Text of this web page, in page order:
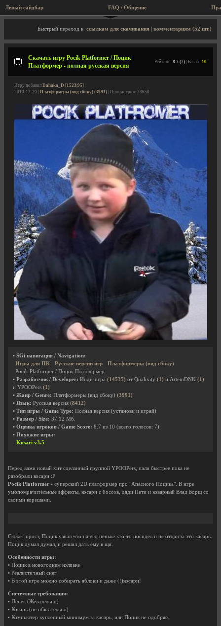
Левый сайдбар FAQ / Общение
Описание игры, скриншоты, видео
Быстрый переход к: ссылкам для скачивания комментариям (52 шт.)
Скачать игру Pocik Platformer / Поцик
Платформер - полная русская версия
Рейтинг: 8.7 (7) | Баллы: 10
Игру добавил Dahaka_D [1523|95]
2010-12-20 | Платформеры (вид сбоку) (3991) | Просмотров: 26650
• SGi навигация / Navigation:
Игры для ПК
Русские версии игр
Платформеры (вид сбоку)
Pocik Platformer / Поцик Платформер
• Разработчик / Developer: Инди-игра (14535) от Qualixity (1) и ArtemDNK (1)
и YPOOPers (1)
• Жанр / Genre: Платформеры (вид сбоку) (3991)
• Язык: Русская версия (8412)
• Тип игры / Game Type: Полная версия (установи и играй)
• Размер / Size: 37.12 Мб.
• Оценка игроков / Game Score: 8.7 из 10 (всего голосов: 7)
• Похожие игры:
- Kosari v3.5
Перед вами новый хит сделанный группой YPOOPers, пали быстрее пока не
разобрали косари :P
Pocik Platformer - суперский 2D платформер про "Апасного Поцика". В игре
умопомрачительные эффекты, косари с боссов, дяди Пети и коварный Влад Борщ со
своими корешами.
Сюжет прост, Поцик узнал что на его пеньке кто-то посидел и не отдал за это касарь.
Поцик думал думал, и решил дать ему в щи.
Особенности игры:
• Поцик в новогоднем колпаке
• Реалистичный снег
• В этой игре можно собирать яблоки и даже (!)косари!
Системные требования:
• Пенёк (Желательно)
• Косарь (не обязательно)
• Компьютер купленный минимум за касарь, или Поцик не одобряе.